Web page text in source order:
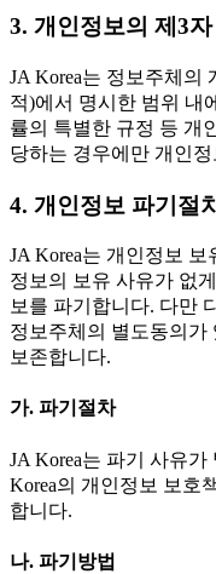
3. 개인정보의 제3
JA Korea는 정보주체의
적)에서 명시한 범위 내
률의 특별한 규정 등 개
당하는 경우에만 개인
4. 개인정보 파기절
JA Korea는 개인정보
정보의 보유 사유가 없
보를 파기합니다. 다만
정보주체의 별도동의가
보존합니다.
가. 파기절차
JA Korea는 파기 사유
Korea의 개인정보 보호
합니다.
나. 파기방법